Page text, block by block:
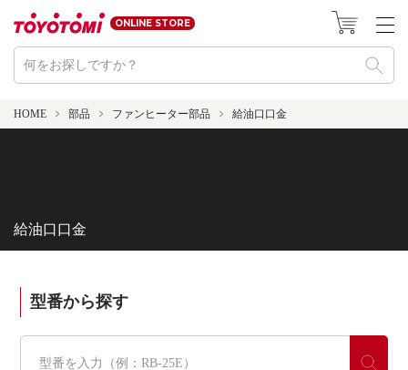
ONLINE STORE
HOME 部品 ファンヒーター部品 給油口口金
給油口口金
型番から探す